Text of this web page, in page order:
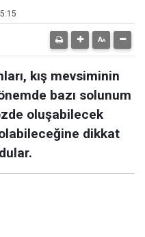
kış mevsiminin
bazı solunum
oluşabilecek
dikkat